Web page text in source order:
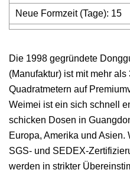
Neue Formzeit (Tage): 15
Die 1998 gegründete
(Manufaktur) ist mit mehr
Quadratmetern auf
Weimei ist ein sich schnell
schicken Dosen in
Europa, Amerika und
SGS- und SEDEX-
werden in strikter